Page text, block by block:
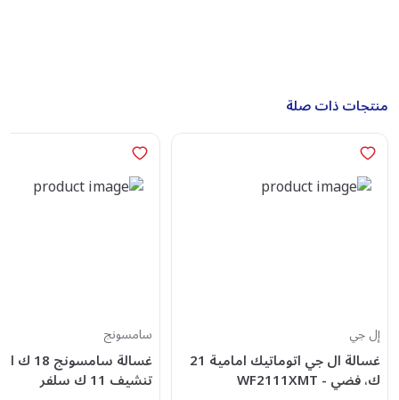
منتجات ذات صلة
إل جي
غسالة ال جي اتوماتيك امامية 21
ك، فضي - WF2111XMT
سامسونج
غسالة
تنشيف 11 ك سلفر